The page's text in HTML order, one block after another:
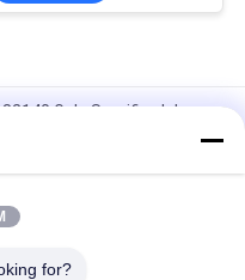
Gele Scarifiordelen
van de bulldozerd7
365 Bulldozer de Enige
for?